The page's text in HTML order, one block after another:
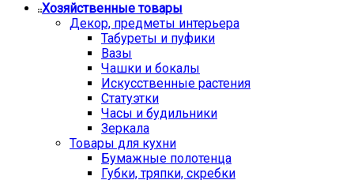
Хозяйственные товары
Декор, предметы интерьера
Табуреты и пуфики
Вазы
Чашки и бокалы
Искусственные растения
Статуэтки
Часы и будильники
Зеркала
Товары для кухни
Бумажные полотенца
Губки, тряпки, скребки